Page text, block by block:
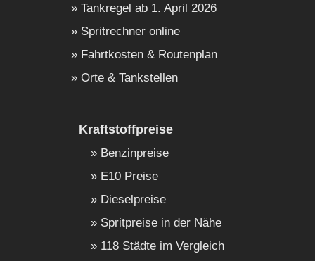
Tankregel ab 1. April 2026
Spritrechner online
Fahrtkosten & Routenplan
Orte & Tankstellen
Kraftstoffpreise
Benzinpreise
E10 Preise
Dieselpreise
Spritpreise in der Nähe
118 Städte im Vergleich